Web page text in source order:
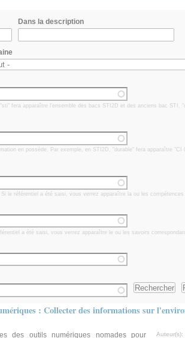
Dans la description
fera apparaître l'ensemble des bacs STI2D et des anciens bac STI,
en possède. Par exemple, en STI2D, "durable" fera apparaître "CI
le référentiel a été saisi, vous verrez apparaître la ou les compétences
a été saisi, vous verrez apparaître le ou les savoirs
: Collecter des informations sur
Auteur(s):
des outils numériques nomades pour